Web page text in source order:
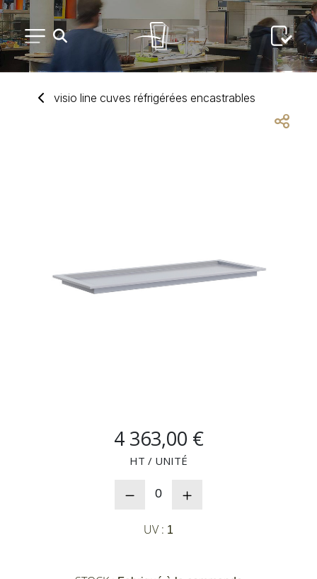
MARQUES
MON COMPTE
visio line cuves réfrigérées encastrables
4 363,00 €
HT / UNITÉ
0
UV : 1